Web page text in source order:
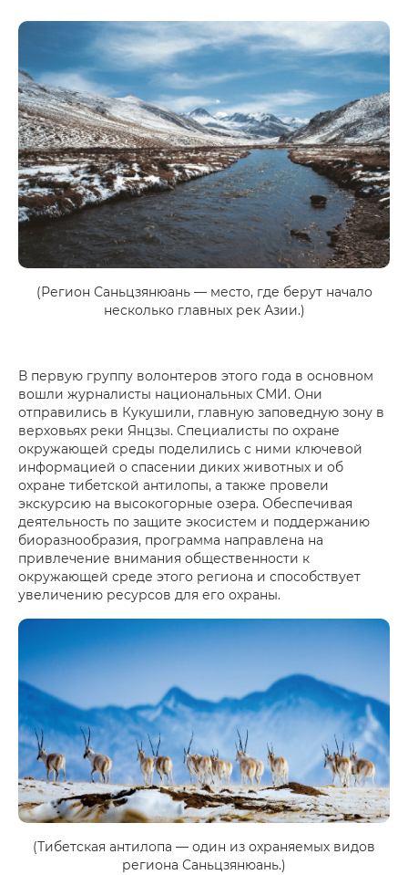
(Регион Саньцзянюань — место, где берут начало
несколько главных рек Азии.)
В первую группу волонтеров этого года в основном
вошли журналисты национальных СМИ. Они
отправились в Кукушили, главную заповедную зону в
верховьях реки Янцзы. Специалисты по охране
окружающей среды поделились с ними ключевой
информацией о спасении диких животных и об
охране тибетской антилопы, а также провели
экскурсию на высокогорные озера. Обеспечивая
деятельность по защите экосистем и поддержанию
биоразнообразия, программа направлена на
привлечение внимания общественности к
окружающей среде этого региона и способствует
увеличению ресурсов для его охраны.
(Тибетская антилопа — один из охраняемых видов
региона Саньцзянюань.)